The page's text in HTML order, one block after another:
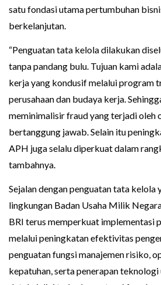
satu fondasi utama pertumbuhan
berkelanjutan.
“Penguatan tata kelola dilakukan
tanpa pandang bulu. Tujuan kami
kerja yang kondusif melalui program
perusahaan dan budaya kerja.
meminimalisir fraud yang terjadi oleh
bertanggung jawab. Selain itu
APH juga selalu diperkuat dalam
tambahnya.
Sejalan dengan penguatan tata kelola
lingkungan Badan Usaha Milik
BRI terus memperkuat implementasi
melalui peningkatan efektivitas
penguatan fungsi manajemen risiko,
kepatuhan, serta penerapan